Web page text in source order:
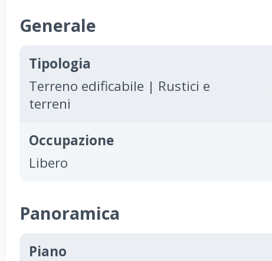
Generale
Tipologia
Terreno edificabile | Rustici e
terreni
Occupazione
Libero
Panoramica
Piano